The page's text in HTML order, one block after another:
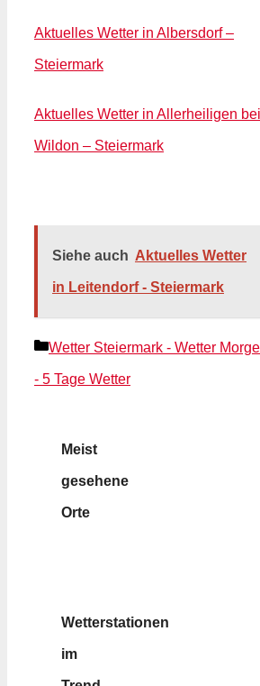
Aktuelles Wetter in Albersdorf –
Steiermark
Aktuelles Wetter in Allerheiligen bei
Wildon – Steiermark
Siehe auch Aktuelles Wetter
in Leitendorf - Steiermark
Kategorien
Wetter Steiermark - Wetter
- 5 Tage Wetter
Meist
gesehene
Orte
Wetterstationen
im